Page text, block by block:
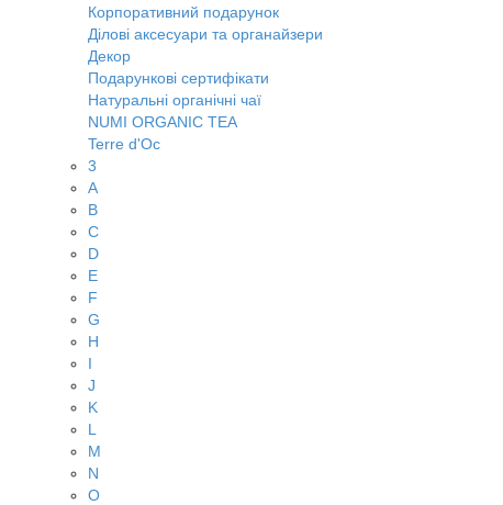
Корпоративний подарунок
Ділові аксесуари та органайзери
Декор
Подарункові сертифікати
Натуральні органічні чаї
NUMI ORGANIC TEA
Terre d'Oc
3
A
B
C
D
E
F
G
H
I
J
K
L
M
N
O